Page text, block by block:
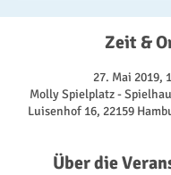
Zeit &
27. Mai 2019,
Molly Spielplatz -
Luisenhof 16, 22159
Über die